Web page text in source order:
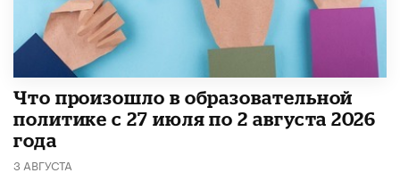
​Что произошло в образовательной
политике с 27 июля по 2 августа 2026
года
3 АВГУСТА